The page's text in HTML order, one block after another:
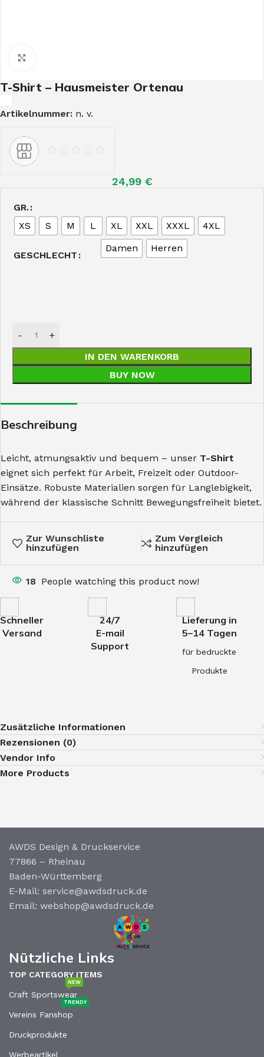
T-Shirt – Hausmeister Ortenau
Artikelnummer: n. v.
24,99 €
GR.
XS
S M L XL XXL XXXL 4XL
GESCHLECHT
Damen Herren
IN DEN WARENKORB
BUY NOW
Beschreibung
Leicht, atmungsaktiv und bequem – unser T-Shirt
eignet sich perfekt für Arbeit, Freizeit oder Outdoor-
Einsätze. Robuste Materialien sorgen für Langlebigkeit,
während der klassische Schnitt Bewegungsfreiheit bietet.
Zur Wunschliste
hinzufügen
Zum Vergleich
hinzufügen
18 People watching this product now!
Schneller
Versand
24/7
E-mail
Support
Lieferung in
5–14 Tagen
für bedruckte
Produkte
Zusätzliche Informationen
Rezensionen (0)
Vendor Info
More Products
AWDS Design & Druckservice
77866 – Rheinau
Baden-Württemberg
E-Mail: service@awdsdruck.de
Email: webshop@awdsdruck.de
Nützliche Links
TOP CATEGORY ITEMS
Craft Sportswear
NEW
Vereins Fanshop
TRENDY
Druckprodukte
Werbeartikel